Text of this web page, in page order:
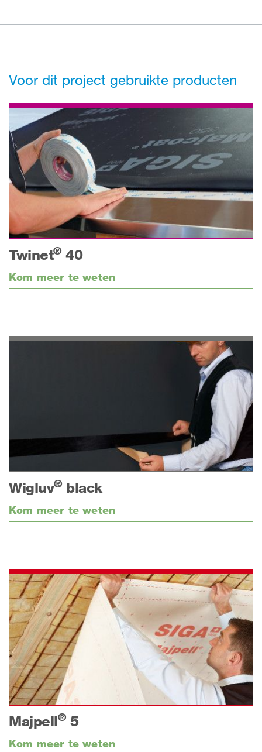
Voor dit project gebruikte producten
Twinet®40
Kom meer te weten
Wigluv®black
Kom meer te weten
Majpell®5
Kom meer te weten